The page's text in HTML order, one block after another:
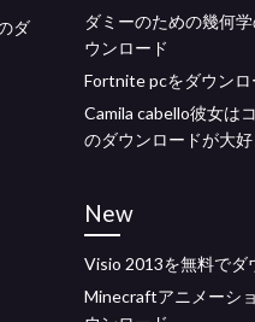
ダ
ダミーのための幾何
ウンロード
Fortnite pcをダウンロ
Camila cabello彼女は
のダウンロードが大好
New
Visio 2013を無料でダ
Minecraftアニメーシ